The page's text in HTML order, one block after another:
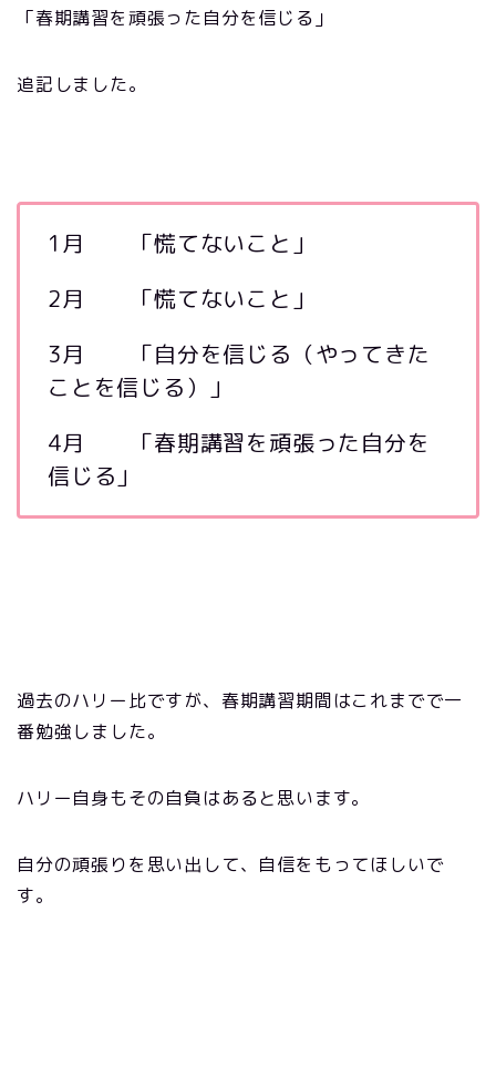
「春期講習を頑張った自分を信じる」
追記しました。
1月 「慌てないこと」
2月 「慌てないこと」
3月 「自分を信じる（やってきた
ことを信じる）」
4月 「春期講習を頑張った自分を
信じる」
過去のハリー比ですが、春期講習期間はこれまでで一
番勉強しました。
ハリー自身もその自負はあると思います。
自分の頑張りを思い出して、自信をもってほしいで
す。